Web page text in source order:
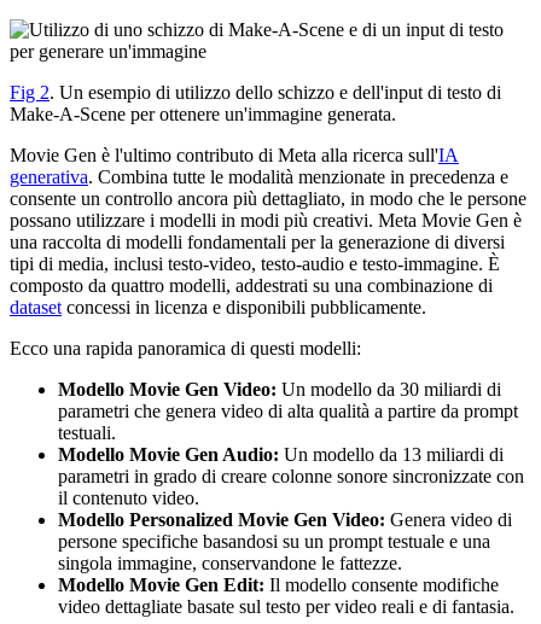
Fig 2. Un esempio di utilizzo dello schizzo e dell'input di testo di
Make-A-Scene per ottenere un'immagine generata.
Movie Gen è l'ultimo contributo di Meta alla ricerca sull'IA
generativa. Combina tutte le modalità menzionate in precedenza e
consente un controllo ancora più dettagliato, in modo che le persone
possano utilizzare i modelli in modi più creativi. Meta Movie Gen è
una raccolta di modelli fondamentali per la generazione di diversi
tipi di media, inclusi testo-video, testo-audio e testo-immagine. È
composto da quattro modelli, addestrati su una combinazione di
dataset concessi in licenza e disponibili pubblicamente.
Ecco una rapida panoramica di questi modelli:
Modello Movie Gen Video: Un modello da 30 miliardi di
parametri che genera video di alta qualità a partire da prompt
testuali.
Modello Movie Gen Audio: Un modello da 13 miliardi di
parametri in grado di creare colonne sonore sincronizzate con
il contenuto video.
Modello Personalized Movie Gen Video: Genera video di
persone specifiche basandosi su un prompt testuale e una
singola immagine, conservandone le fattezze.
Modello Movie Gen Edit: Il modello consente modifiche
video dettagliate basate sul testo per video reali e di fantasia.